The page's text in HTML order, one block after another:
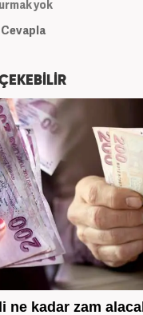
yok
Cevapla
ne kadar zam